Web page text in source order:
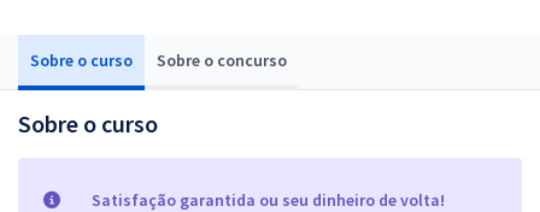
Sobre o curso Sobre o concurso
Sobre o curso
Satisfação garantida ou seu dinheiro de volta!